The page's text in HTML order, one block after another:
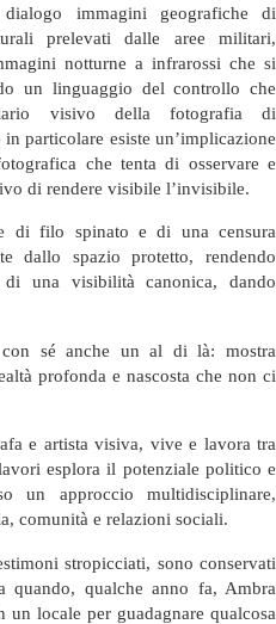
immagini geografiche di
prelevati dalle aree militari,
notturne a infrarossi che si
un linguaggio del controllo che
visivo della fotografia di
particolare esiste un’implicazione
che tenta di osservare e
di rendere visibile l’invisibile.
di filo spinato e di una censura
dallo spazio protetto, rendendo
una visibilità canonica, dando
sé anche un al di là: mostra
profonda e nascosta che non ci
e artista visiva, vive e lavora tra
esplora il potenziale politico e
un approccio multidisciplinare,
comunità e relazioni sociali.
stropicciati, sono conservati
quando, qualche anno fa, Ambra
locale per guadagnare qualcosa